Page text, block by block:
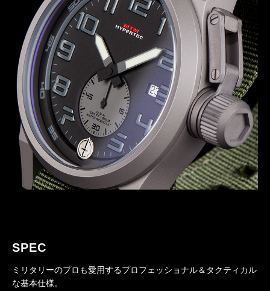
SPEC
ミリタリーのプロも愛用するプロフェッショナル＆タクティカル
な基本仕様。